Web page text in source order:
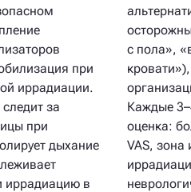
при
иррадиации.
за
при
дыхание
иррадиацию в
с пола»,
Каждые
оценка:
VAS, зона